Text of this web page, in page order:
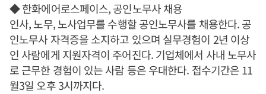
◆ 한화에어로스페이스, 공인노무사 채용
인사, 노무, 노사업무를 수행할 공인노무사를 채용한다. 공
인노무사 자격증을 소지하고 있으며 실무경험이 2년 이상
인 사람에게 지원자격이 주어진다. 기업체에서 사내 노무사
로 근무한 경험이 있는 사람 등은 우대한다. 접수기간은 11
월3일 오후 3시까지다.